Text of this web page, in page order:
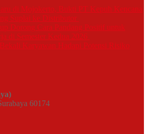
di Mojokerto, Bukti PT Kepuh Kencana
Suplai ke Distributor
Dorong Cara Pandang Positif untuk
di Semester Kedua 2026
Karyawan Hadapi Potensi Risiko
60174